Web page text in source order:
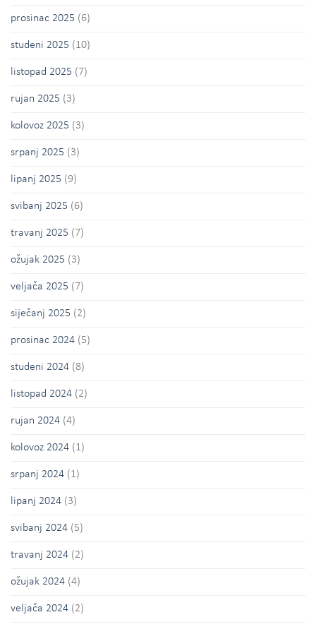
prosinac 2025 (6)
studeni 2025 (10)
listopad 2025 (7)
rujan 2025 (3)
kolovoz 2025 (3)
srpanj 2025 (3)
lipanj 2025 (9)
svibanj 2025 (6)
travanj 2025 (7)
ožujak 2025 (3)
veljača 2025 (7)
siječanj 2025 (2)
prosinac 2024 (5)
studeni 2024 (8)
listopad 2024 (2)
rujan 2024 (4)
kolovoz 2024 (1)
srpanj 2024 (1)
lipanj 2024 (3)
svibanj 2024 (5)
travanj 2024 (2)
ožujak 2024 (4)
veljača 2024 (2)